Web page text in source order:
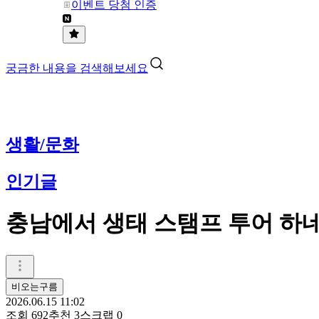
이벤트 당첨 인증
궁금한 내용을 검색해보세요
생활/문화
인기글
충남에서 생태 스탬프 투어 하
비오는구름
2026.06.15 11:02
조회 692추천 3스크랩 0